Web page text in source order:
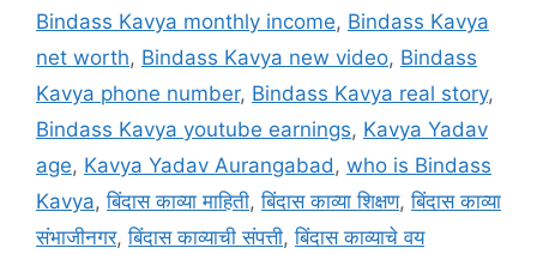
Bindass Kavya monthly income, Bindass Kavya
net worth, Bindass Kavya new video, Bindass
Kavya phone number, Bindass Kavya real story,
Bindass Kavya youtube earnings, Kavya Yadav
age, Kavya Yadav Aurangabad, who is Bindass
Kavya,बिंदास काव्या माहिती,बिंदास काव्या शिक्षण,बिंदास काव्या
संभाजीनगर,बिंदास काव्याची संपत्ती,बिंदास काव्याचे वय